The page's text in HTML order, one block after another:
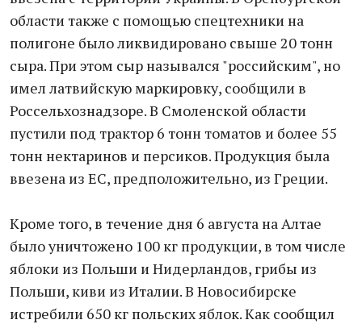
области также с помощью спецтехники на
полигоне было ликвидировано свыше 20 тонн
сыра. При этом сыр назывался "российским", но
имел латвийскую маркировку, сообщили в
Россельхознадзоре. В Смоленской области
пустили под трактор 6 тонн томатов и более 55
тонн нектаринов и персиков. Продукция была
ввезена из ЕС, предположительно, из Греции.
Кроме того, в течение дня 6 августа на Алтае
было уничтожено 100 кг продукции, в том числе
яблоки из Польши и Нидерландов, грибы из
Польши, киви из Италии. В Новосибирске
истребили 650 кг польских яблок. Как сообщил